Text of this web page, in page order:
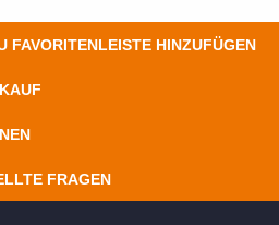
FAVORITENLEISTE HINZUFÜGEN
FRAGEN